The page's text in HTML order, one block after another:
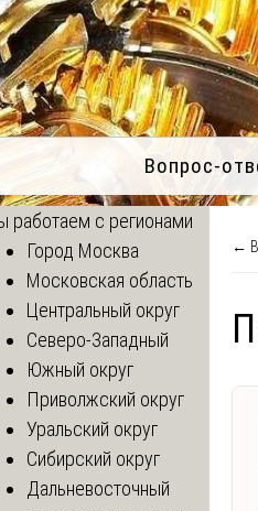
Вопрос-
←
работаем с регионами
Город Москва
Московская область
Центральный округ
Северо-Западный
Южный округ
Приволжский округ
Уральский округ
Сибирский округ
Дальневосточный